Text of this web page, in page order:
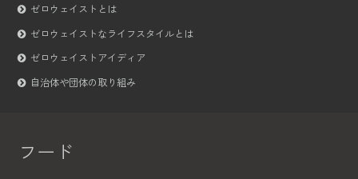
ゼロウェイストとは
ゼロウェイストなライフスタイルとは
ゼロウェイストアイディア
自治体や団体の取り組み
フード